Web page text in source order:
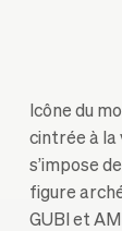
Icône du
cintrée à
s’impose
figure
GUBI et